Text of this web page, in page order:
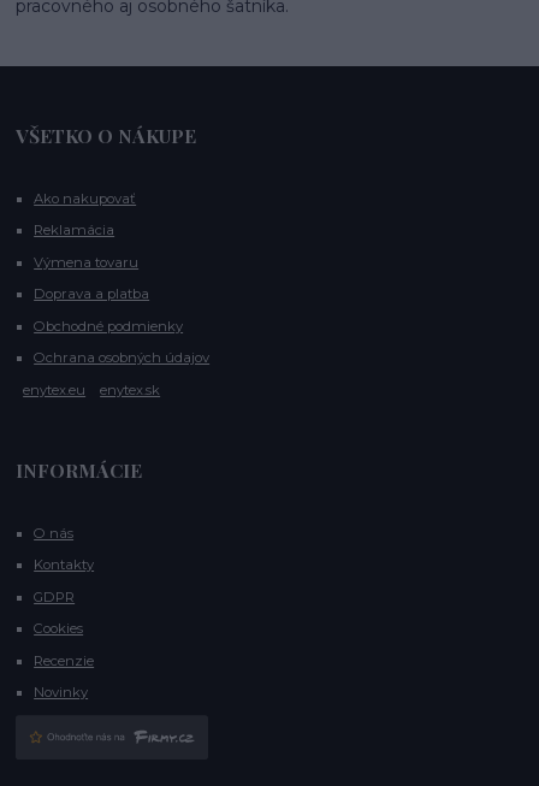
pracovného aj osobného šatníka.
VŠETKO O NÁKUPE
Ako nakupovať
Reklamácia
Výmena tovaru
Doprava a platba
Obchodné podmienky
Ochrana osobných údajov
enytex.eu
enytex.sk
INFORMÁCIE
O nás
Kontakty
GDPR
Cookies
Recenzie
Novinky